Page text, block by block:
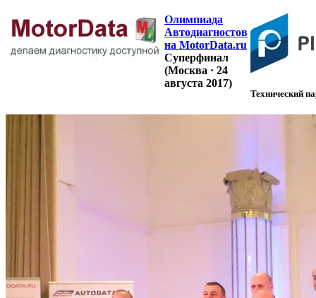
Олимпиада
Автодиагностов
на MotorData.ru
Суперфинал
(Москва · 24
августа 2017)
Технический